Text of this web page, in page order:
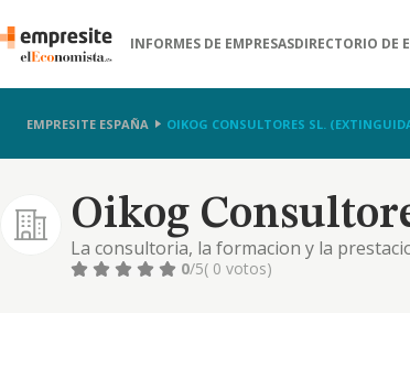
INFORMES DE EMPRESASDIRECTORIO DE
EMPRESITE ESPAÑA OIKOG CONSULTORES SL.
Oikog
La consultoria, la formacion y la
organizativa, planificacion estrategica,
0/5( 0 votos)